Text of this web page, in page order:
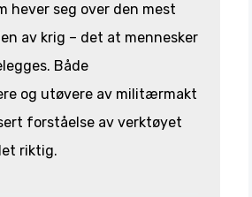
hever seg over den mest
av krig – det at mennesker
Både
og utøvere av militærmakt
forståelse av verktøyet
riktig.